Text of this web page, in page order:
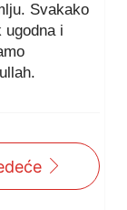
Svakako
ugodna i